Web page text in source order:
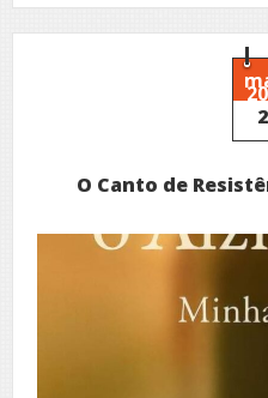
Jornada
de
Kaíke
Nanne
O Canto de